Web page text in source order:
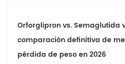
Orforglipron vs. Semaglutida
comparación definitiva de
pérdida de peso en 2026